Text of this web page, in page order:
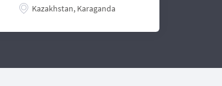
Kazakhstan, Karaganda